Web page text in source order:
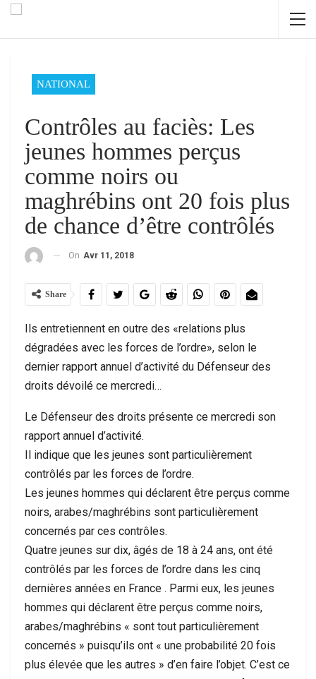
NATIONAL
Contrôles au faciès: Les
jeunes hommes perçus
comme noirs ou
maghrébins ont 20 fois plus
de chance d’être contrôlés
On Avr 11, 2018
Share
Ils entretiennent en outre des «relations plus
dégradées avec les forces de l’ordre», selon le
dernier rapport annuel d’activité du Défenseur des
droits dévoilé ce mercredi…
Le Défenseur des droits présente ce mercredi son
rapport annuel d’activité.
Il indique que les jeunes sont particulièrement
contrôlés par les forces de l’ordre.
Les jeunes hommes qui déclarent être perçus comme
noirs, arabes/maghrébins sont particulièrement
concernés par ces contrôles.
Quatre jeunes sur dix, âgés de 18 à 24 ans, ont été
contrôlés par les forces de l’ordre dans les cinq
dernières années en France . Parmi eux, les jeunes
hommes qui déclarent être perçus comme noirs,
arabes/maghrébins « sont tout particulièrement
concernés » puisqu’ils ont « une probabilité 20 fois
plus élevée que les autres » d’en faire l’objet. C’est ce